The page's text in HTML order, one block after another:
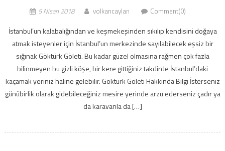
5 Nisan 2018 volkancaylan Comment(0)
İstanbul’un kalabalığından ve keşmekeşinden sıkılıp kendisini doğaya
atmak isteyenler için İstanbul’un merkezinde sayılabilecek eşsiz bir
sığınak Göktürk Göleti. Bu kadar güzel olmasına rağmen çok fazla
bilinmeyen bu gizli köşe, bir kere gittiğiniz takdirde İstanbul’daki
kaçamak yeriniz haline gelebilir. Göktürk Göleti Hakkında Bilgi İsterseniz
günübirlik olarak gidebileceğiniz mesire yerinde arzu ederseniz çadır ya
da karavanla da […]